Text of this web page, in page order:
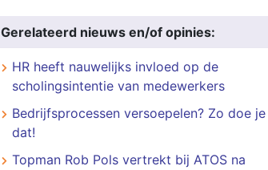
Gerelateerd nieuws en/of opinies:
HR heeft nauwelijks invloed op de
scholingsintentie van medewerkers
Bedrijfsprocessen versoepelen? Zo doe je
dat!
Topman Rob Pols vertrekt bij ATOS na